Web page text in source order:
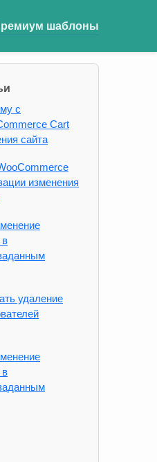
шаблоны
с
Cart
сайта
изменения
в
удаление
в